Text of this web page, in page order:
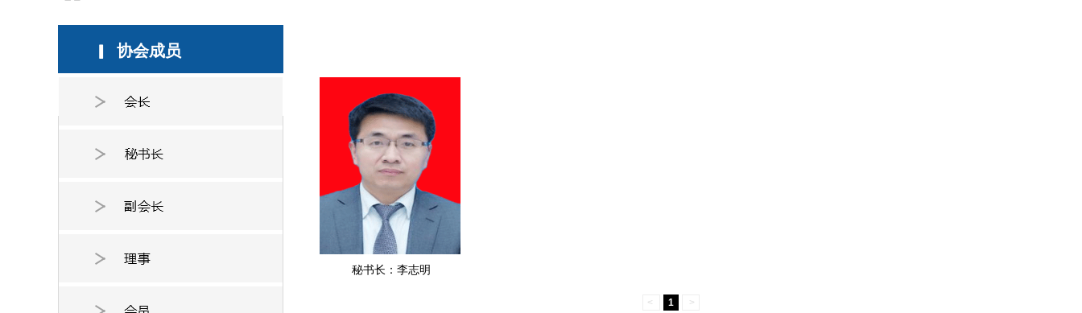
协会成员
秘书长：李志明
< 1 >